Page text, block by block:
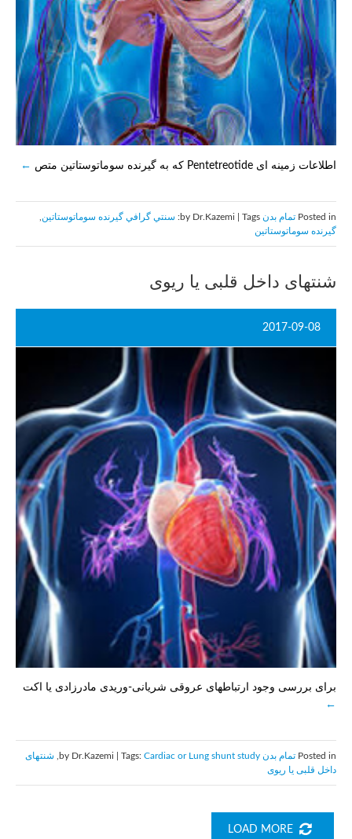
اطلاعات زمینه ای Pentetreotide که به گیرنده سوماتوستاتین متص
Posted in تمام بدن سنتي گرافي گيرنده سوماتوستاتين
گيرنده سوماتوستاتين
شنتهای داخل قلبی یا ریوی
2017-09-08
برای بررسی وجود ارتباطهای عروقی شریانی-وریدی مادرزادی یا اکت
Posted in تمام بدن Cardiac or Lung shunt study
شنتهای
داخل قلبی یا ریوی
LOAD MORE